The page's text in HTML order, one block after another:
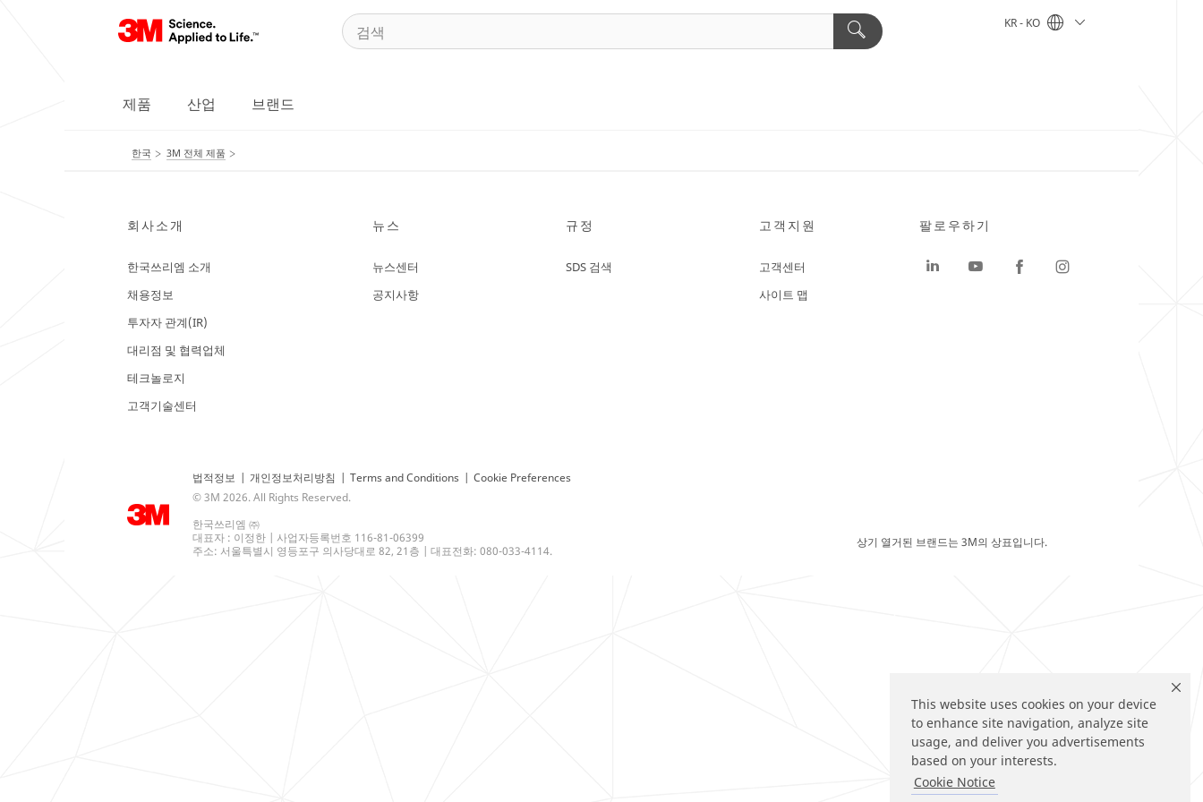
This website uses cookies on your device
to enhance site navigation, analyze site
usage, and deliver you advertisements
based on your interests.
Cookie Notice
KR - KO
제품 산업 브랜드
한국 3M 전체 제품
회사소개
한국쓰리엠 소개
채용정보
투자자 관계(IR)
대리점 및 협력업체
테크놀로지
고객기술센터
뉴스
뉴스센터
공지사항
규정
SDS 검색
고객지원
고객센터
사이트 맵
법적정보 | 개인정보처리방침 | Terms and Conditions | Cookie Preferences
© 3M 2026. All Rights Reserved.
한국쓰리엠 ㈜
대표자 : 이정한 | 사업자등록번호 116-81-06399
주소: 서울특별시 영등포구 의사당대로 82, 21층 | 대표전화: 080-033-4114.
팔로우하기
상기 열거된 브랜드는 3M의 상표입니다.